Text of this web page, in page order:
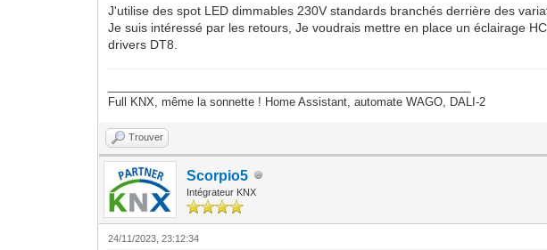
J'utilise des spot LED dimmables 230V standards branchés derrière des
Je suis intéressé par les retours, Je voudrais mettre en place un éclairage
drivers DT8.
Full KNX, même la sonnette ! Home Assistant, automate WAGO, DALI-2
Trouver
Scorpio5
Intégrateur KNX
24/11/2023, 23:12:34